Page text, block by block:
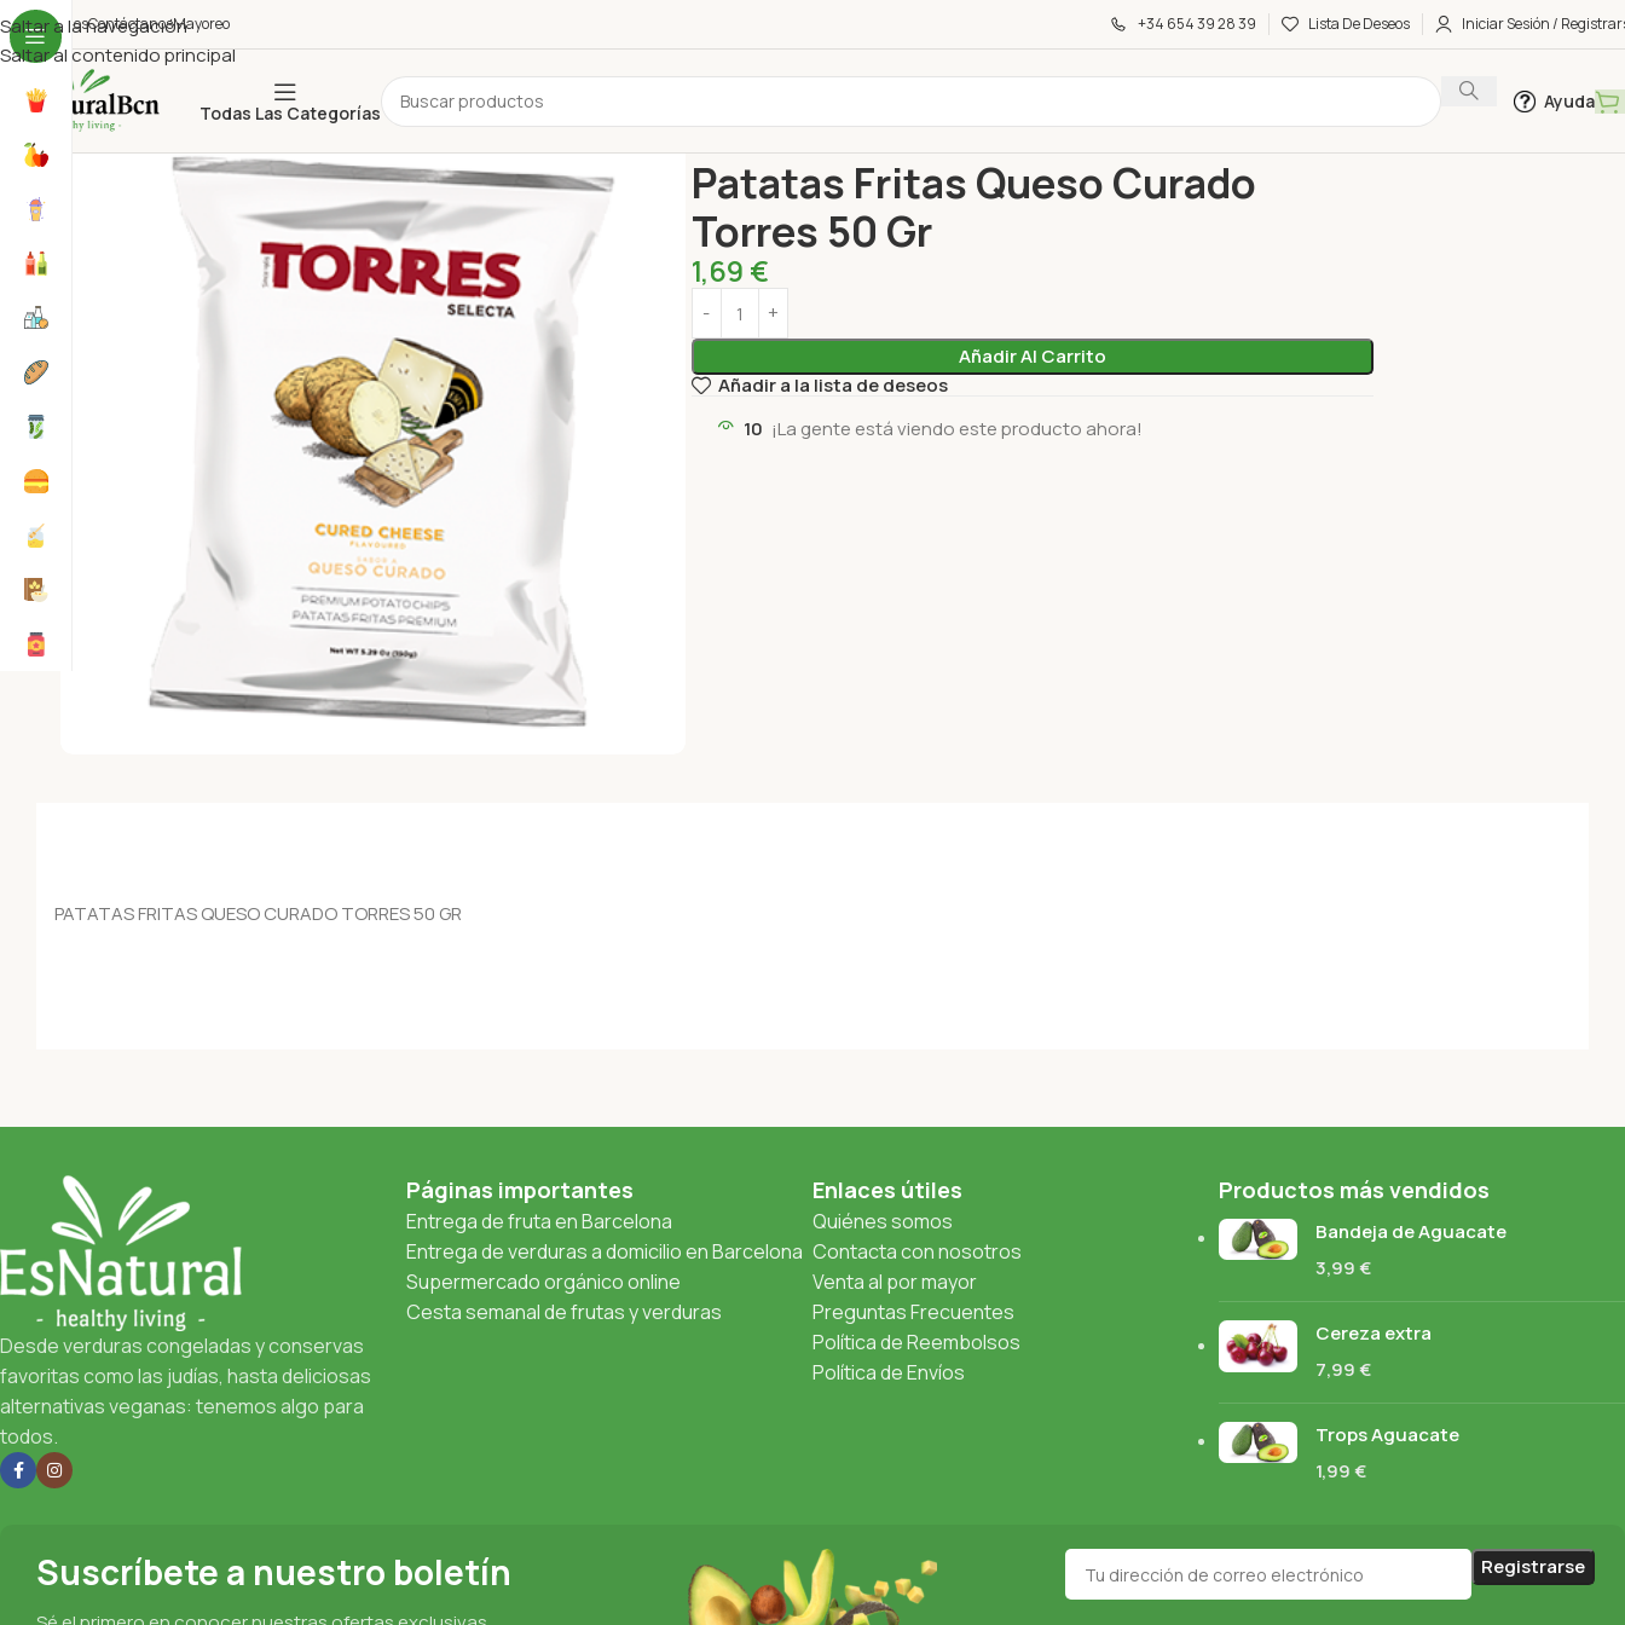
Saltar a la navegación
Saltar al contenido principal
SomosContáctanosMayoreo +34 654 39 28 39 Lista De Deseos Iniciar Sesión /
Todas Las Categorías
Ayuda
Patatas Fritas Queso Curado
Torres 50 Gr
1,69 €
Añadir Al Carrito
Añadir a la lista de deseos
10 ¡La gente está viendo este producto ahora!
PATATAS FRITAS QUESO CURADO TORRES 50 GR
Desde verduras congeladas y conservas
favoritas como las judías, hasta deliciosas
alternativas veganas: tenemos algo para
todos.
Páginas importantes
Entrega de fruta en Barcelona
Entrega de verduras a domicilio en Barcelona
Supermercado orgánico online
Cesta semanal de frutas y verduras
Enlaces útiles
Quiénes somos
Contacta con nosotros
Venta al por mayor
Preguntas Frecuentes
Política de Reembolsos
Política de Envíos
Productos más vendidos
Bandeja de Aguacate
3,99€
Cereza extra
7,99€
Trops Aguacate
1,99€
Suscríbete a nuestro boletín